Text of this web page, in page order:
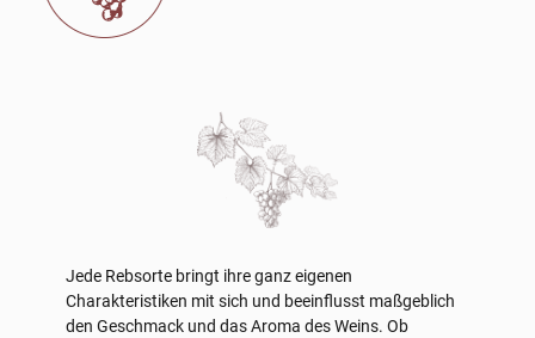
Jede Rebsorte bringt ihre ganz eigenen
Charakteristiken mit sich und beeinflusst maßgeblich
den Geschmack und das Aroma des Weins. Ob